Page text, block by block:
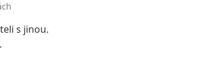
s jinou.